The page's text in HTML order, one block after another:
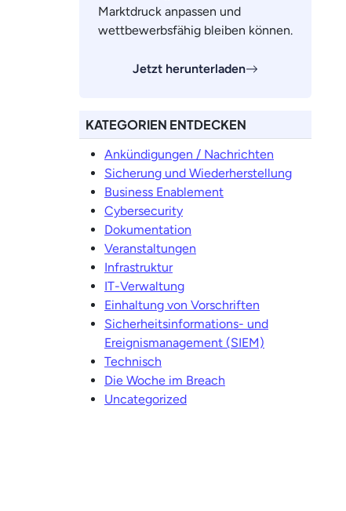
Marktdruck anpassen und
wettbewerbsfähig bleiben können.
Jetzt herunterladen
KATEGORIEN ENTDECKEN
Ankündigungen / Nachrichten
Sicherung und Wiederherstellung
Business Enablement
Cybersecurity
Dokumentation
Veranstaltungen
Infrastruktur
IT-Verwaltung
Einhaltung von Vorschriften
Sicherheitsinformations- und
Ereignismanagement (SIEM)
Technisch
Die Woche im Breach
Uncategorized